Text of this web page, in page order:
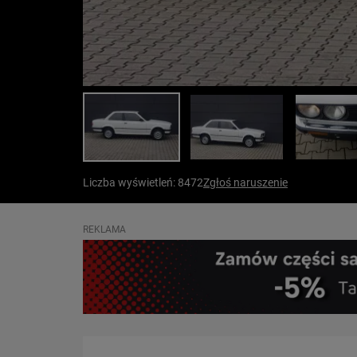
Liczba wyświetleń: 8472Zgłoś naruszenie
REKLAMA